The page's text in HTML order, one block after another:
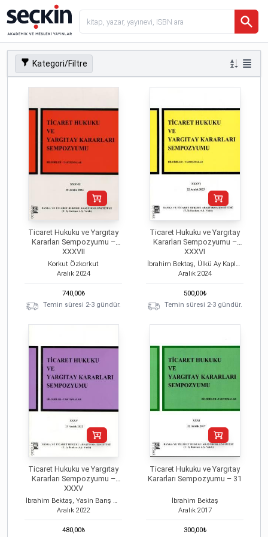
Kategori/Filtre
Ticaret Hukuku ve Yargıtay
Kararları Sempozyumu –
XXXVII
Korkut Özkorkut
Aralık 2024
740,00₺
Temin süresi 2-3 gündür.
Ticaret Hukuku ve Yargıtay
Kararları Sempozyumu –
XXXVI
Aralık 2024
500,00₺
Temin süresi 2-3 gündür.
Ticaret Hukuku ve Yargıtay
Kararları Sempozyumu –
XXXV
İbrahim Bektaş, Yasin Barış Özelci
Aralık 2022
480,00₺
Ticaret Hukuku ve Yargıtay
Kararları Sempozyumu – 31
İbrahim Bektaş
Aralık 2017
300,00₺